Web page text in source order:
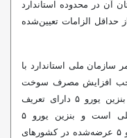
آن در محدوده استاندارد
حداقل الزامات تعیین‌شده
سازمان ملی استاندارد با
موجب افزایش مصرف سوخت
شود، تصریح کرد: از منظر استاندارد، بنزین یورو ۵ دارای تعریف
مشخص و یکسانی در سطح بین‌المللی است و بنزین یورو ۵
تولیدشده در ایران تفاوتی با بنزین یورو ۵ عرضه‌شده در کشورهای